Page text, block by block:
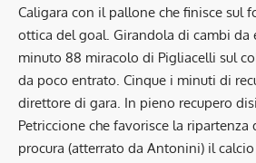
Caligara con il pallone che finisce sul
ottica del goal. Girandola di cambi da
minuto 88 miracolo di Pigliacelli sul
da poco entrato. Cinque i minuti di
direttore di gara. In pieno recupero
Petriccione che favorisce la ripartenza
procura (atterrato da Antonini) il